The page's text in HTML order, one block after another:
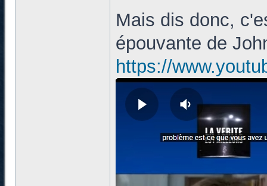
Mais dis donc,
épouvante de
https://